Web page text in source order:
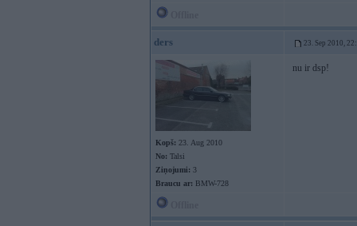
ders 23. Sep 2010,
Kopš: 23. Aug 2010
No: Talsi
Ziņojumi: 3
Braucu ar: BMW-728
nu ir dsp!